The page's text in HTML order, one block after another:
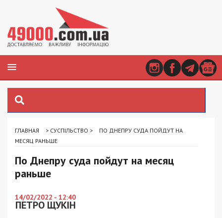
ГЛАВНАЯ > СУСПІЛЬСТВО >
ПО ДНЕПРУ СУДА ПОЙДУТ НА
МЕСЯЦ РАНЬШЕ
По Днепру суда пойдут на месяц
раньше
14/02/2022 - 12:40
ПЕТРО ЩУКІН